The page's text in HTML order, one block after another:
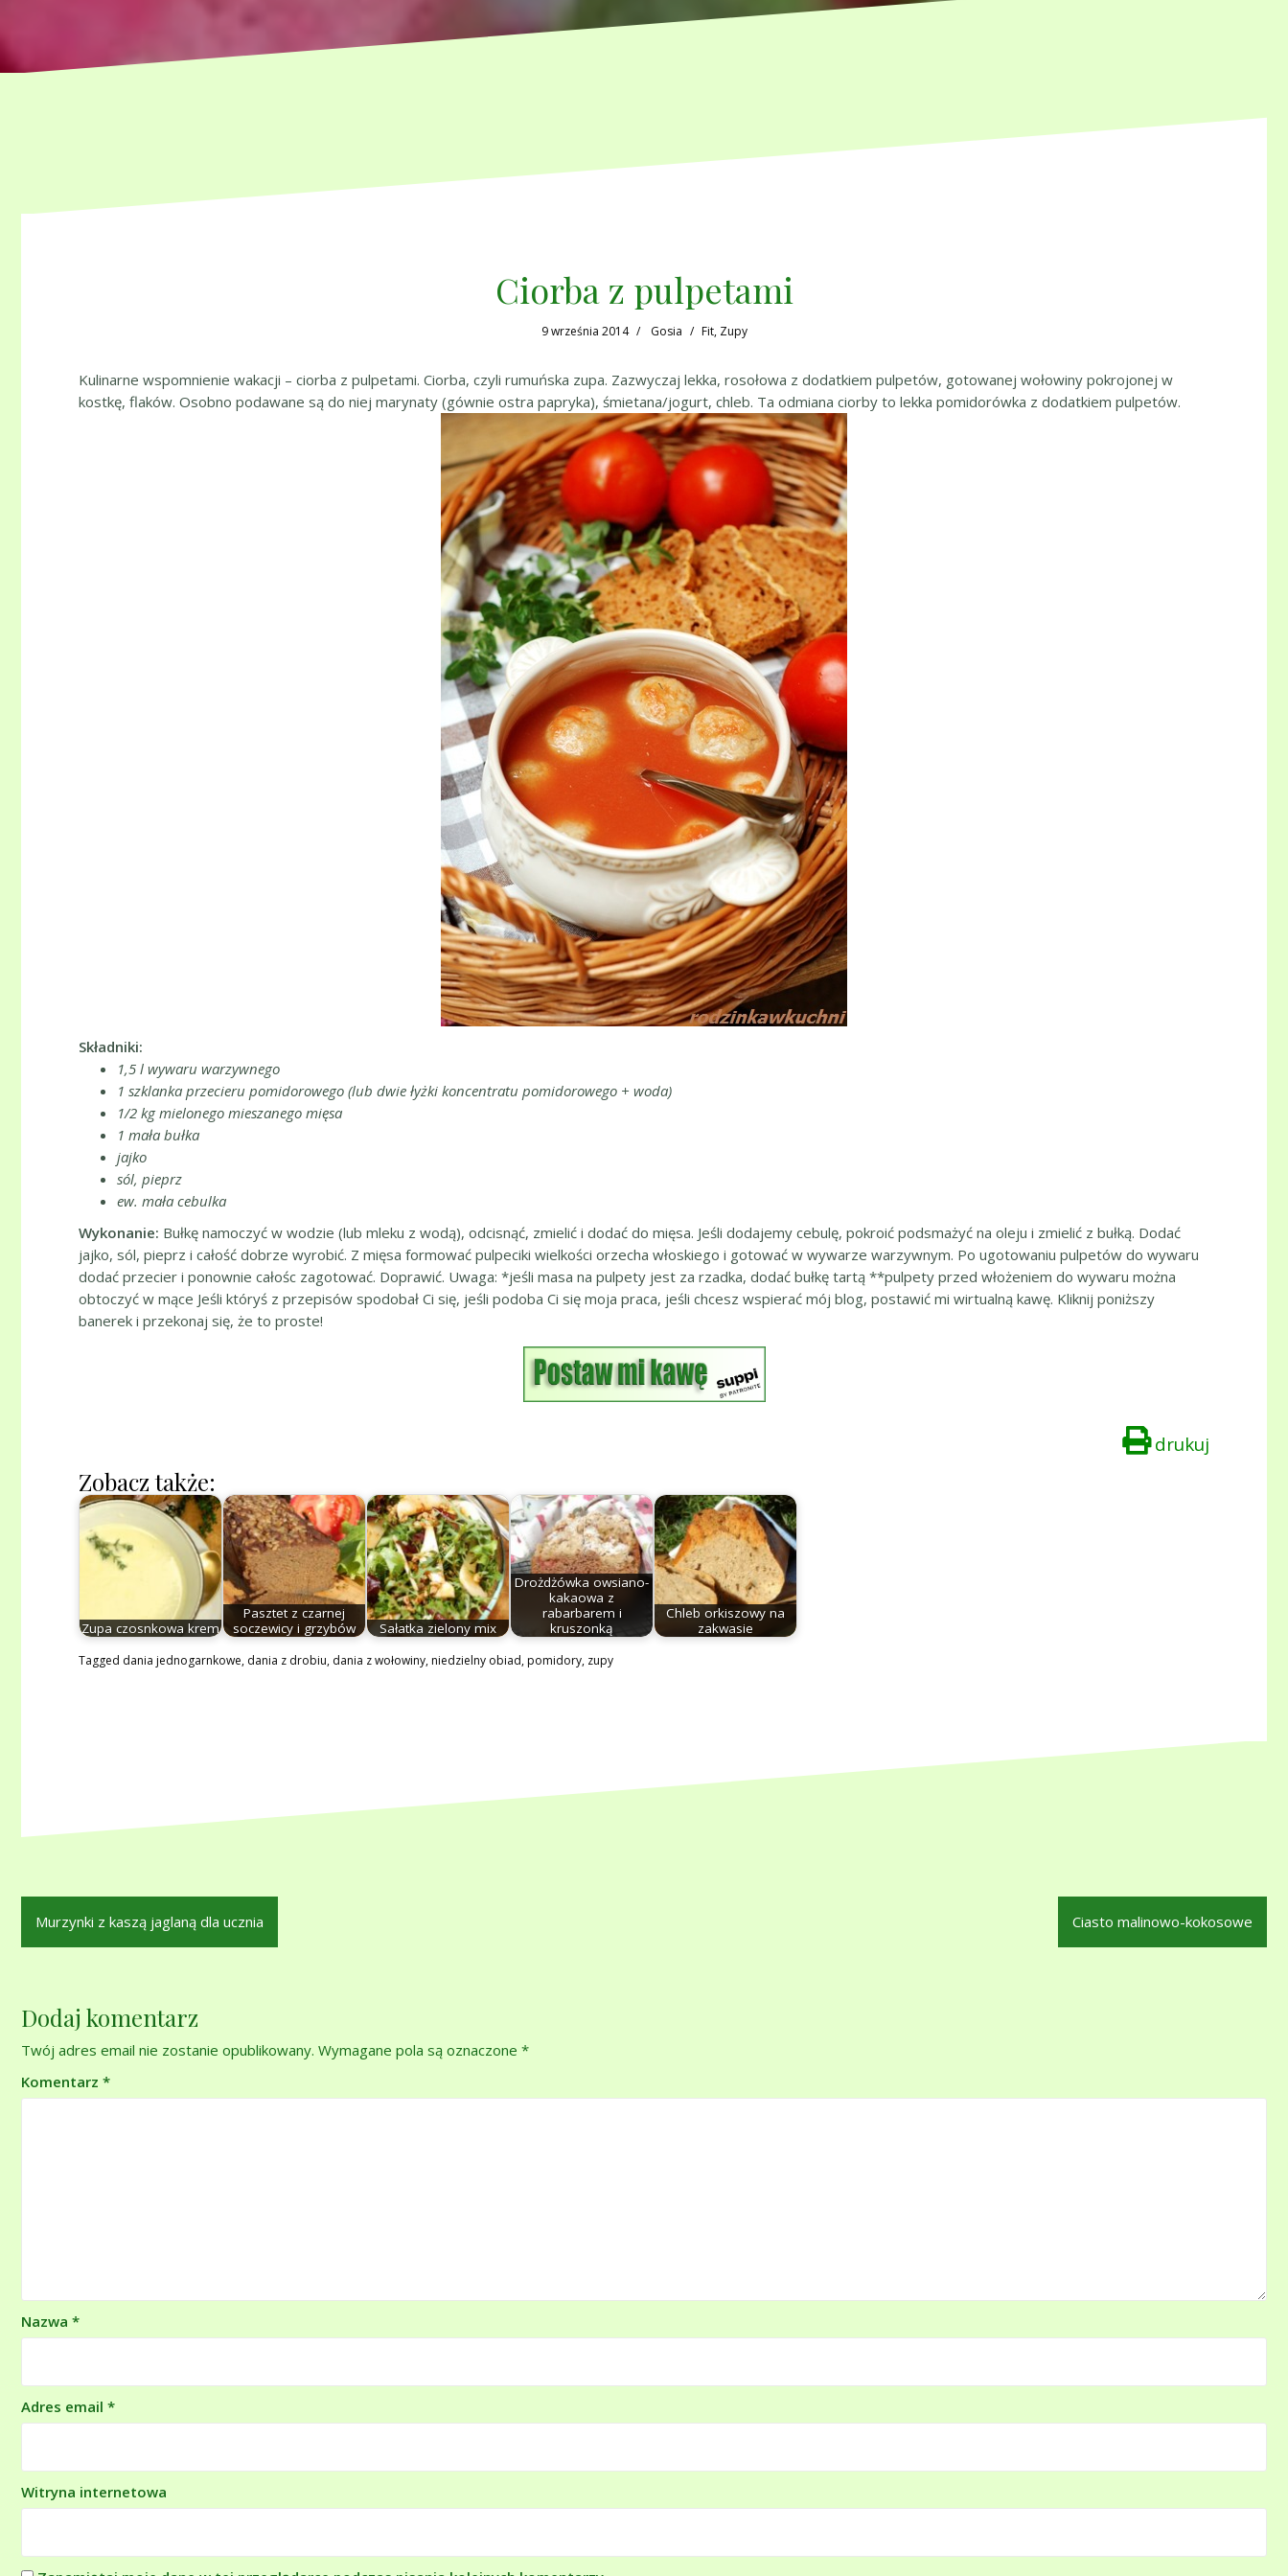
Ciorba z pulpetami
9 września 2014 Gosia Fit, Zupy
Kulinarne wspomnienie wakacji – ciorba z pulpetami. Ciorba, czyli rumuńska zupa. Zazwyczaj lekka, rosołowa z dodatkiem pulpetów, gotowanej wołowiny pokrojonej w
kostkę, flaków. Osobno podawane są do niej marynaty (gównie ostra papryka), śmietana/jogurt, chleb. Ta odmiana ciorby to lekka pomidorówka z dodatkiem pulpetów.
Składniki:
1,5 l wywaru warzywnego
1 szklanka przecieru pomidorowego (lub dwie łyżki koncentratu pomidorowego + woda)
1/2 kg mielonego mieszanego mięsa
1 mała bułka
jajko
sól, pieprz
ew. mała cebulka
Wykonanie: Bułkę namoczyć w wodzie (lub mleku z wodą), odcisnąć, zmielić i dodać do mięsa. Jeśli dodajemy cebulę, pokroić podsmażyć na oleju i zmielić z bułką. Dodać
jajko, sól, pieprz i całość dobrze wyrobić. Z mięsa formować pulpeciki wielkości orzecha włoskiego i gotować w wywarze warzywnym. Po ugotowaniu pulpetów do wywaru
dodać przecier i ponownie całośc zagotować. Doprawić. Uwaga: *jeśli masa na pulpety jest za rzadka, dodać bułkę tartą **pulpety przed włożeniem do wywaru można
obtoczyć w mące Jeśli któryś z przepisów spodobał Ci się, jeśli podoba Ci się moja praca, jeśli chcesz wspierać mój blog, postawić mi wirtualną kawę. Kliknij poniższy
banerek i przekonaj się, że to proste!
drukuj
Zobacz także:
Zupa czosnkowa krem
Pasztet z czarnej
soczewicy i grzybów
Sałatka zielony mix
Drożdżówka owsiano-
kakaowa z
rabarbarem i
kruszonką
Chleb orkiszowy na
zakwasie
Tagged dania jednogarnkowe, dania z drobiu, dania z wołowiny,niedzielny obiad,pomidory, zupy
Nawigacja
wpisu
Murzynki z kaszą jaglaną dla ucznia Ciasto malinowo-kokosowe
Dodaj komentarz
Twój adres email nie zostanie opublikowany. Wymagane pola są oznaczone *
Komentarz *
Nazwa *
Adres email *
Witryna internetowa